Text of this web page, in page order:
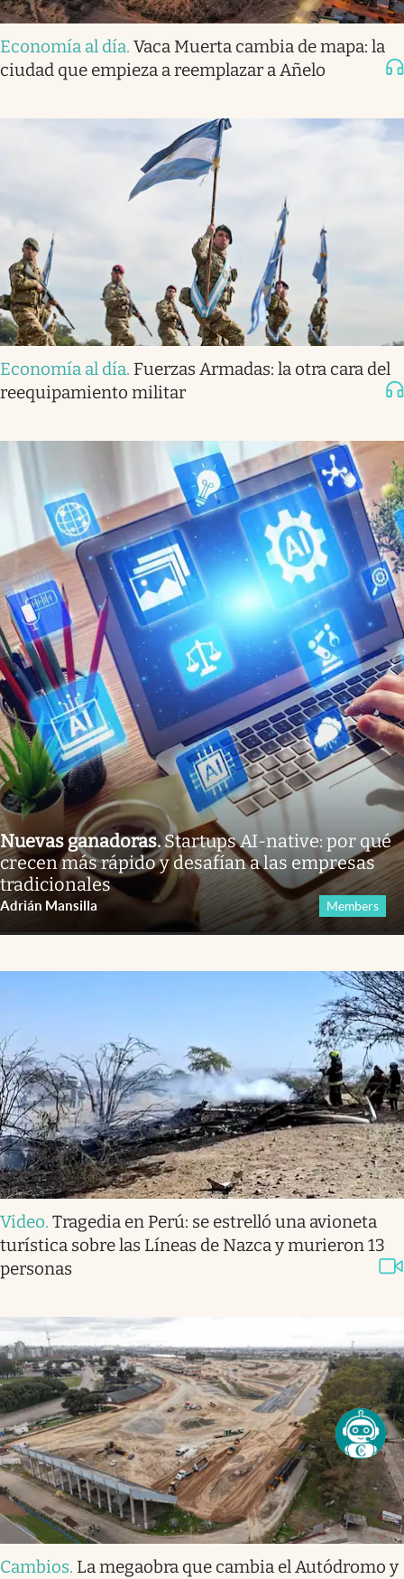
Economía al día. Vaca Muerta cambia de mapa: la
ciudad que empieza a reemplazar a Añelo
Economía al día. Fuerzas Armadas: la otra cara del
reequipamiento militar
Nuevas ganadoras.Startups AI-native: por qué
crecen más rápido y desafían a las empresas
tradicionales
Adrián Mansilla Members
Video. Tragedia en Perú: se estrelló una avioneta
turística sobre las Líneas de Nazca y murieron 13
personas
Cambios. La megaobra que cambia el Autódromo y